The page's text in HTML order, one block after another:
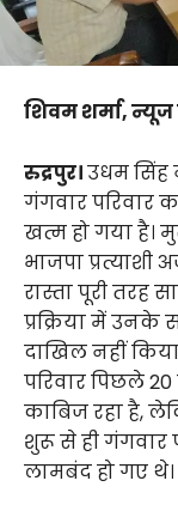
शिवम शर्मा, न्यूज
रुद्रपुर।उधम सिंह
गंगवार परिवार
खत्म हो गया है।
भाजपा प्रत्याशी
रास्ता पूरी तरह
प्रक्रिया में उनके
दाखिल नहीं
परिवार पिछले
काबिज रहा है,
शुरू से ही गंगवार
लामबंद हो गए थे।